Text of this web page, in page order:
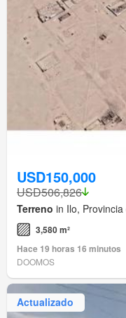
USD150,000
USD506,826
Terreno in Ilo,
3,580 m²
Hace 19 horas 16 minutos
DOOMOS
Actualizado